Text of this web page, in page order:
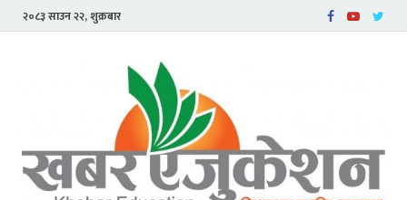
२०८३ साउन २२, शुक्रबार